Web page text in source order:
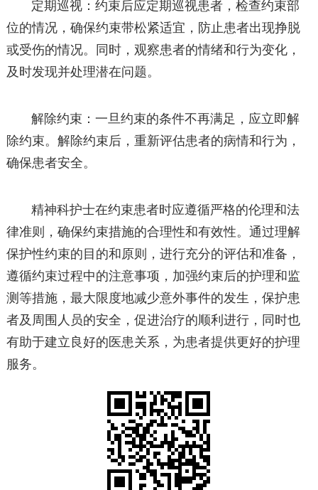
定期巡视：约束后应定期巡视患者，检查约束部
位的情况，确保约束带松紧适宜，防止患者出现挣脱
或受伤的情况。同时，观察患者的情绪和行为变化，
及时发现并处理潜在问题。
解除约束：一旦约束的条件不再满足，应立即解
除约束。解除约束后，重新评估患者的病情和行为，
确保患者安全。
精神科护士在约束患者时应遵循严格的伦理和法
律准则，确保约束措施的合理性和有效性。通过理解
保护性约束的目的和原则，进行充分的评估和准备，
遵循约束过程中的注意事项，加强约束后的护理和监
测等措施，最大限度地减少意外事件的发生，保护患
者及周围人员的安全，促进治疗的顺利进行，同时也
有助于建立良好的医患关系，为患者提供更好的护理
服务。